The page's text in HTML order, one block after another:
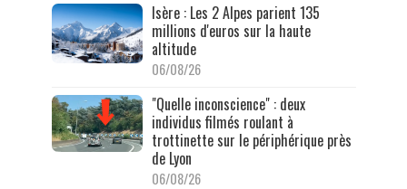
Isère : Les 2 Alpes parient 135
millions d'euros sur la haute
altitude
06/08/26
"Quelle inconscience" : deux
individus filmés roulant à
trottinette sur le périphérique près
de Lyon
06/08/26